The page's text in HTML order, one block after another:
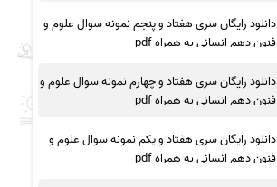
دانلود رایگان سری هفتاد و پنجم نمونه سوال علوم و
فنون دهم انسانی به همراه pdf
دانلود رایگان سری هفتاد و چهارم نمونه سوال علوم و
فنون دهم انسانی به همراه pdf
دانلود رایگان سری هفتاد و یکم نمونه سوال علوم و
فنون دهم انسانی به همراه pdf